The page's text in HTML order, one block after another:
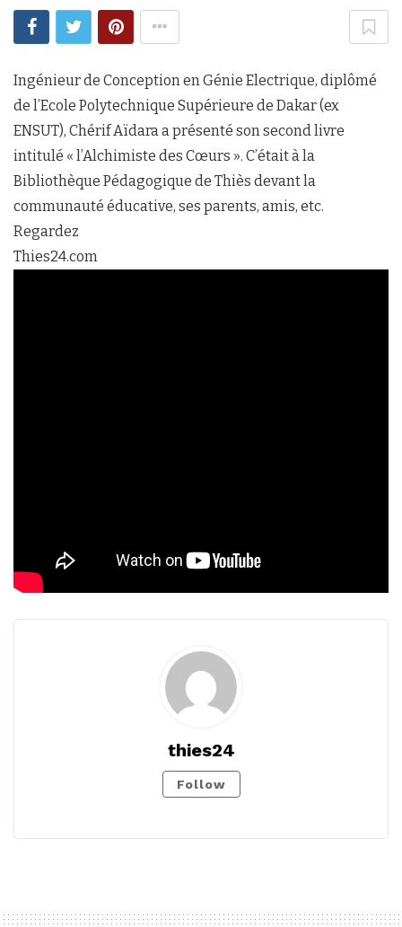
Ingénieur de Conception en Génie Electrique, diplômé
de l’Ecole Polytechnique Supérieure de Dakar (ex
ENSUT), Chérif Aïdara a présenté son second livre
intitulé « l’Alchimiste des Cœurs ». C’était à la
Bibliothèque Pédagogique de Thiès devant la
communauté éducative, ses parents, amis, etc.
Regardez
Thies24.com
thies24
Follow